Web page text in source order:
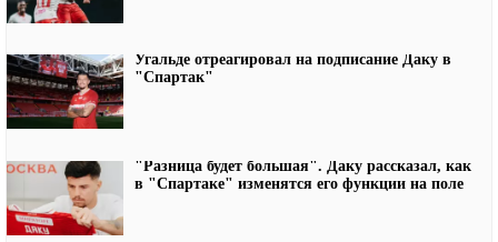
Угальде отреагировал на подписание Даку в
"Спартак"
"Разница будет большая". Даку рассказал, как
в "Спартаке" изменятся его функции на поле